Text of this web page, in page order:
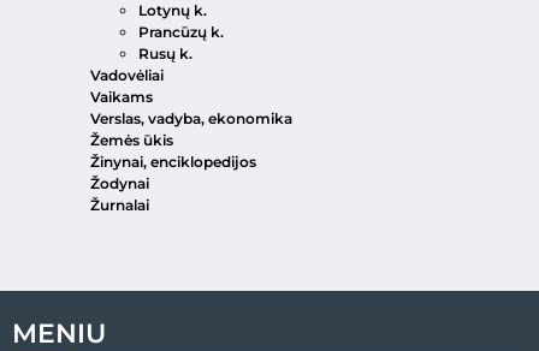
Lotynų k.
Prancūzų k.
Rusų k.
Vadovėliai
Vaikams
Verslas, vadyba, ekonomika
Žemės ūkis
Žinynai, enciklopedijos
Žodynai
Žurnalai
MENIU